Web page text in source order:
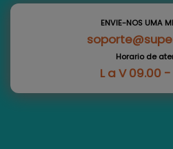
ENVIE-NOS UMA
Horario de
L a V 09.00 -